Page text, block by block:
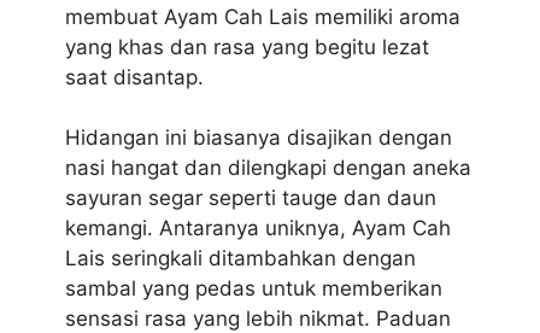
membuat Ayam Cah Lais memiliki aroma
yang khas dan rasa yang begitu lezat
saat disantap.
Hidangan ini biasanya disajikan dengan
nasi hangat dan dilengkapi dengan aneka
sayuran segar seperti tauge dan daun
kemangi. Antaranya uniknya, Ayam Cah
Lais seringkali ditambahkan dengan
sambal yang pedas untuk memberikan
sensasi rasa yang lebih nikmat. Paduan